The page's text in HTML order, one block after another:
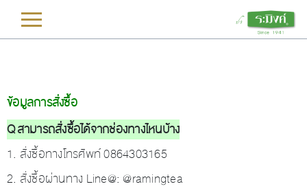
ข้อมูลการสั่งซื้อ
Q สามารถสั่งซื้อได้จากช่องทางไหนบ้าง
1. สั่งซื้อทางโทรศัพท์ 0864303165
2. สั่งซื้อผ่านทาง Line@: @ramingtea